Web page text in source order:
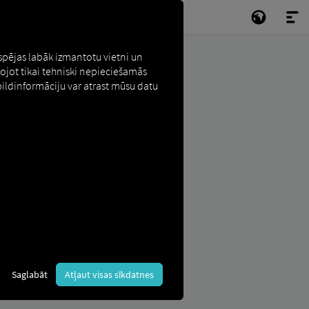
labāk izmantotu vietni un
tikai tehniski nepieciešamās
var atrast mūsu datu
Saglabāt Atļaut visas sīkdatnes